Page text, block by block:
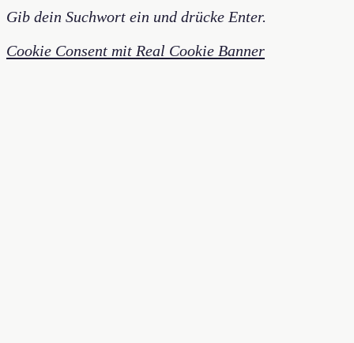
Gib dein Suchwort ein und drücke Enter.
Cookie Consent mit Real Cookie Banner